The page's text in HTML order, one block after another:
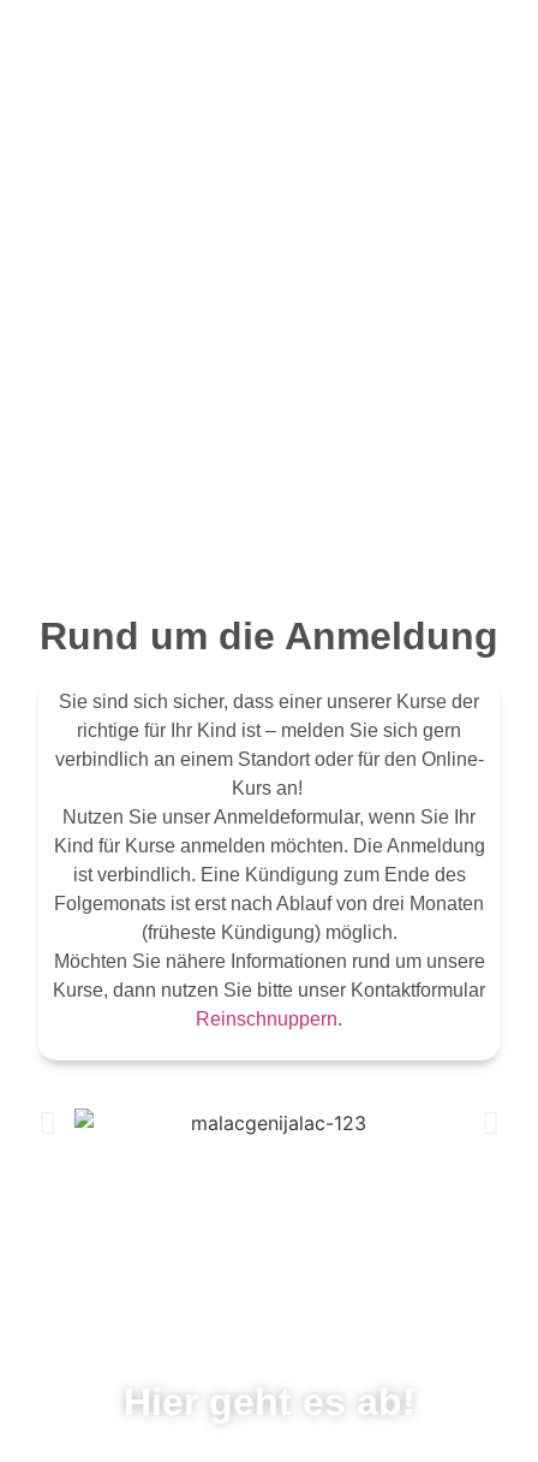
Rund um die Anmeldung
Sie sind sich sicher, dass einer unserer Kurse der
richtige für Ihr Kind ist – melden Sie sich gern
verbindlich an einem Standort oder für den Online-
Kurs an!
Nutzen Sie unser Anmeldeformular, wenn Sie Ihr
Kind für Kurse anmelden möchten. Die Anmeldung
ist verbindlich. Eine Kündigung zum Ende des
Folgemonats ist erst nach Ablauf von drei Monaten
(früheste Kündigung) möglich.
Möchten Sie nähere Informationen rund um unsere
Kurse, dann nutzen Sie bitte unser Kontaktformular
Reinschnuppern.
Hier geht es ab!